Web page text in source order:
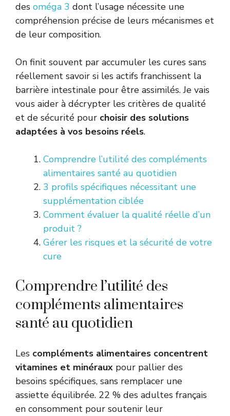
des oméga 3 dont l’usage nécessite une
compréhension précise de leurs mécanismes et
de leur composition.
On finit souvent par accumuler les cures sans
réellement savoir si les actifs franchissent la
barrière intestinale pour être assimilés. Je vais
vous aider à décrypter les critères de qualité
et de sécurité pour choisir des solutions
adaptées à vos besoins réels.
Comprendre l’utilité des compléments
alimentaires santé au quotidien
3 profils spécifiques nécessitant une
supplémentation ciblée
Comment évaluer la qualité réelle d’un
produit ?
Gérer les risques et la sécurité de votre
cure
Comprendre l’utilité des
compléments alimentaires
santé au quotidien
Les compléments alimentaires concentrent
vitamines et minéraux pour pallier des
besoins spécifiques, sans remplacer une
assiette équilibrée. 22 % des adultes français
en consomment pour soutenir leur